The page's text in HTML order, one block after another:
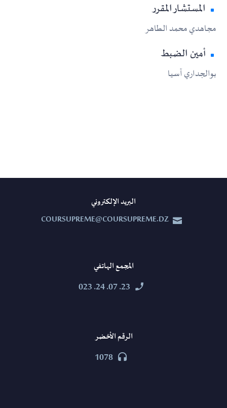
المستشار المقرر
مجاهدي محمد الطاهر
أمين الضبط
بوالجداري آسيا
البريد الإلكتروني


COURSUPREME@COURSUPREME.DZ
المجمع الهاتفي


23. 07. 24. 023
الرقم الأخضر


1078